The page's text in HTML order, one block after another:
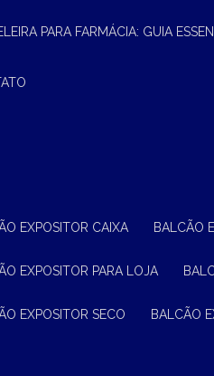
PARA FARMÁCIA: GUIA
EXPOSITOR CAIXA BALCÃO
EXPOSITOR PARA LOJA
EXPOSITOR SECO BALCÃO